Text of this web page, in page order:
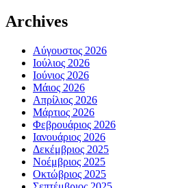
Archives
Αύγουστος 2026
Ιούλιος 2026
Ιούνιος 2026
Μάιος 2026
Απρίλιος 2026
Μάρτιος 2026
Φεβρουάριος 2026
Ιανουάριος 2026
Δεκέμβριος 2025
Νοέμβριος 2025
Οκτώβριος 2025